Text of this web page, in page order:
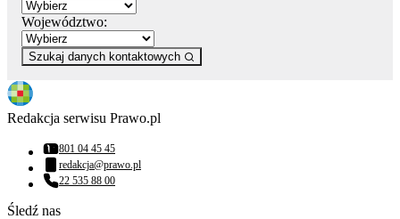
Województwo:
Szukaj danych kontaktowych
Redakcja serwisu Prawo.pl
Numer telefonu:
801 04 45 45
Adres email:
redakcja@prawo.pl
Numer telefonu:
22 535 88 00
Śledź nas